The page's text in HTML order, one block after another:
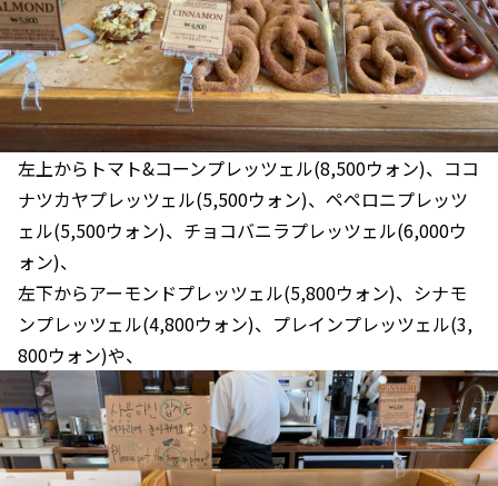
左上からトマト&コーンプレッツェル(8,500ウォン)、ココ
ナツカヤプレッツェル(5,500ウォン)、ペペロニプレッツ
ェル(5,500ウォン)、チョコバニラプレッツェル(6,000ウ
ォン)、
左下からアーモンドプレッツェル(5,800ウォン)、シナモ
ンプレッツェル(4,800ウォン)、プレインプレッツェル(3,
800ウォン)や、